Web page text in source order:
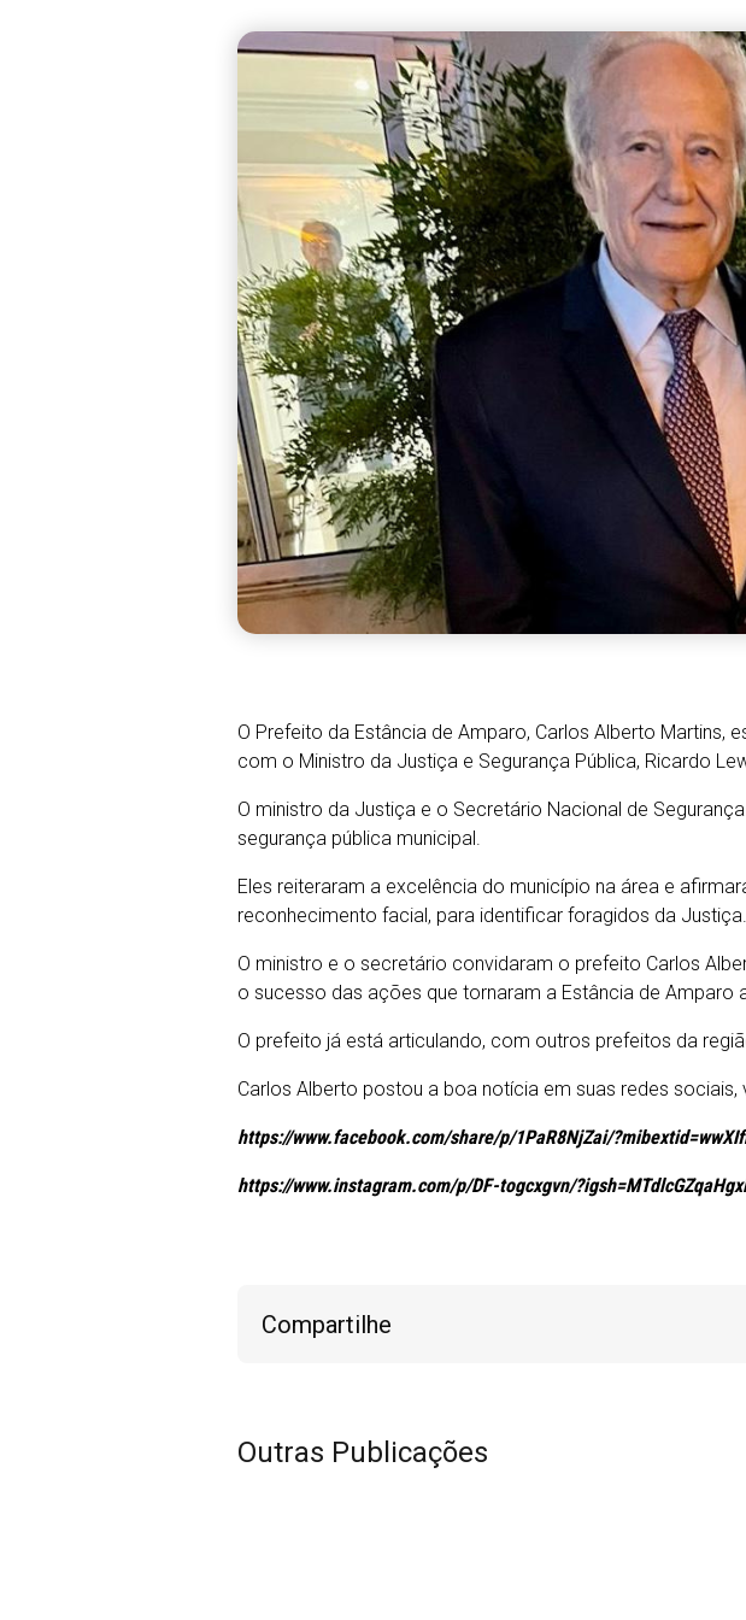
O Prefeito da Estância de Amparo, Carlos Alberto
com o Ministro da Justiça e Segurança Pública, Ricardo
O ministro da Justiça e o Secretário Nacional de
segurança pública municipal.
Eles reiteraram a excelência do município na área e
reconhecimento facial, para identificar foragidos da Justiça.
O ministro e o secretário convidaram o prefeito Carlos
o sucesso das ações que tornaram a Estância de Amparo
O prefeito já está articulando, com outros prefeitos da
Carlos Alberto postou a boa notícia em suas redes sociais,
https://www.facebook.com/share/p/1PaR8NjZai/
https://www.instagram.com/p/DF-togcxgvn/
Compartilhe
Outras Publicações